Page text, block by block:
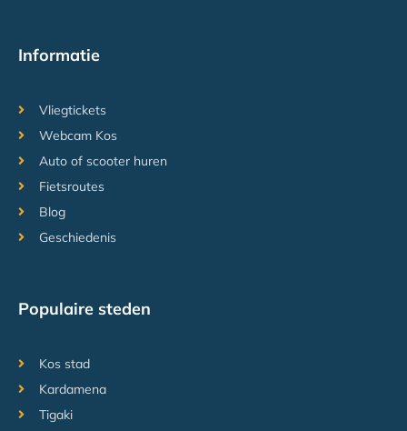
Informatie
Vliegtickets
Webcam Kos
Auto of scooter huren
Fietsroutes
Blog
Geschiedenis
Populaire steden
Kos stad
Kardamena
Tigaki